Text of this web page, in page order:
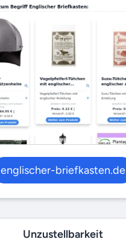
englischer-briefkasten.de
Unzustellbarkeit